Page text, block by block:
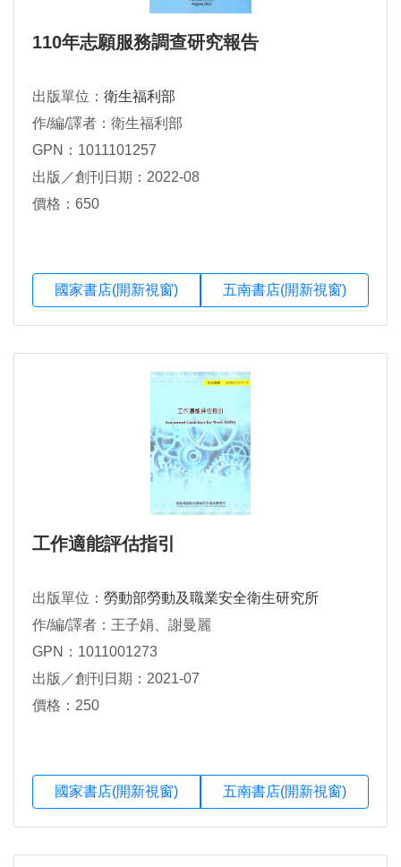
110年志願服務調查研究報告
出版單位： 衛生福利部
作/編/譯者：衛生福利部
GPN：1011101257
出版／創刊日期：2022-08
價格：650
國家書店(開新視窗) 五南書店(開新視窗)
工作適能評估指引
出版單位： 勞動部勞動及職業安全衛生研究所
作/編/譯者：王子娟、謝曼麗
GPN：1011001273
出版／創刊日期：2021-07
價格：250
國家書店(開新視窗) 五南書店(開新視窗)